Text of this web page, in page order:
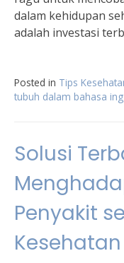
dalam kehidupan
adalah investasi
Posted in Tips
tubuh dalam bahasa
Solusi
Penyakit